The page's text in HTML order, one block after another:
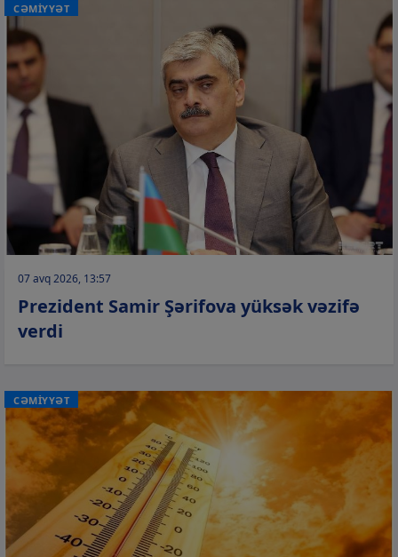
CƏMİYYƏT
07 avq 2026, 13:57
Prezident Samir Şərifova yüksək vəzifə
verdi
CƏMİYYƏT